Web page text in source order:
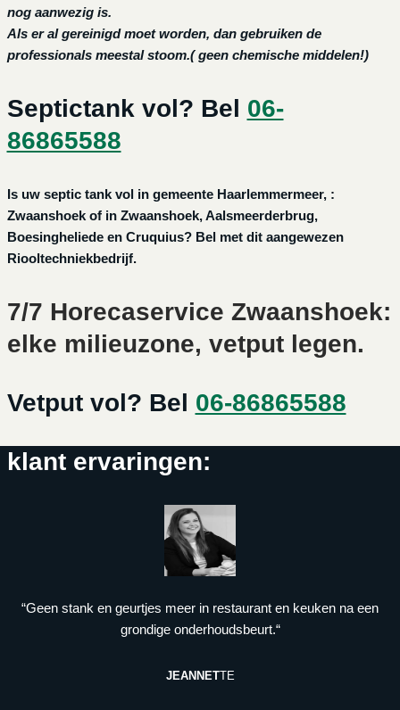
nog aanwezig is.
Als er al gereinigd moet worden, dan gebruiken de
professionals meestal stoom.( geen chemische middelen!)
Septictank vol? Bel 06-
86865588
Is uw septic tank vol in gemeente Haarlemmermeer, :
Zwaanshoek of in Zwaanshoek, Aalsmeerderbrug,
Boesingheliede en Cruquius? Bel met dit aangewezen
Riooltechniekbedrijf.
7/7 Horecaservice Zwaanshoek:
elke milieuzone, vetput legen.
Vetput vol? Bel 06-86865588
klant ervaringen:
“Geen stank en geurtjes meer in restaurant en keuken na een
grondige onderhoudsbeurt.“
JEANNETTE